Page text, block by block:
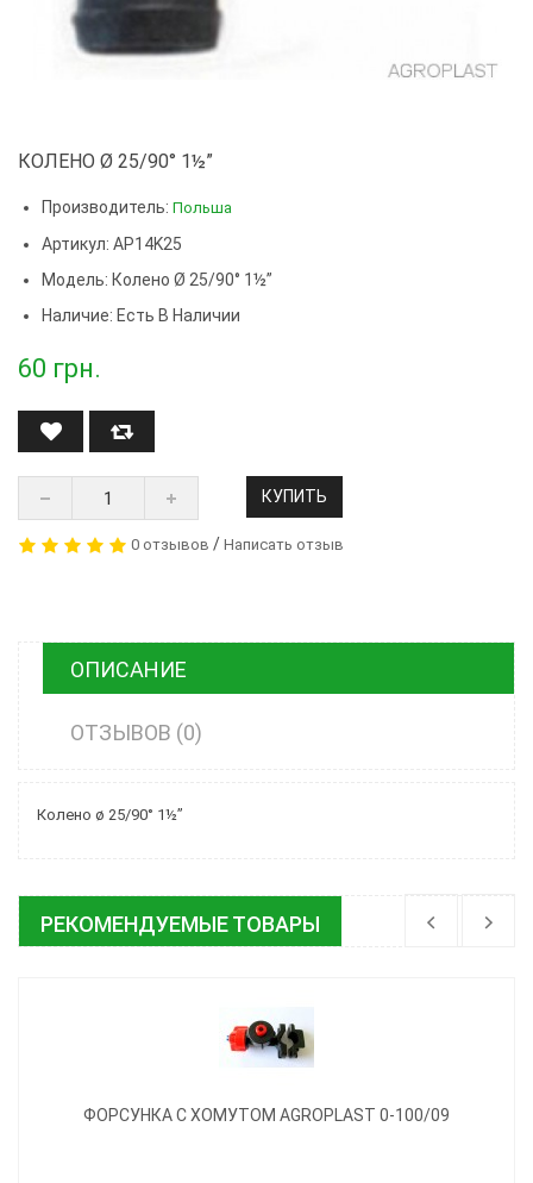
КОЛЕНО Ø 25/90° 1½”
Производитель: Польша
Артикул: AP14K25
Модель: Колено Ø 25/90° 1½”
Наличие: Есть В Наличии
60 грн.
КУПИТЬ
0 отзывов / Написать отзыв
ОПИСАНИЕ
ОТЗЫВОВ (0)
Колено ø 25/90° 1½”
РЕКОМЕНДУЕМЫЕ ТОВАРЫ
ФОРСУНКА С ХОМУТОМ AGROPLAST 0-100/09